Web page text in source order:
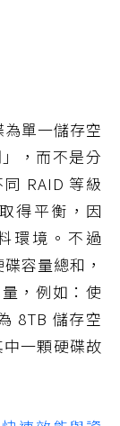
單一儲存空
，而不是分
RAID 等級
得平衡，因
環境。不過
容量總和，
，例如：使
8TB 儲存空
一顆硬碟故